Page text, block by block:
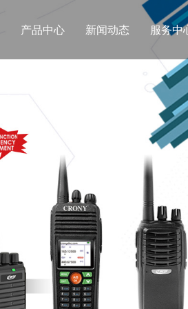
产品中心 新闻动态 服务中